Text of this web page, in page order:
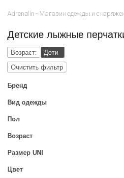
Adrenalin - Магазин одежды и
Детские лыжные
Возраст:
Дети
Очистить фильтр
Бренд
Вид одежды
Пол
Возраст
Размер UNI
Цвет